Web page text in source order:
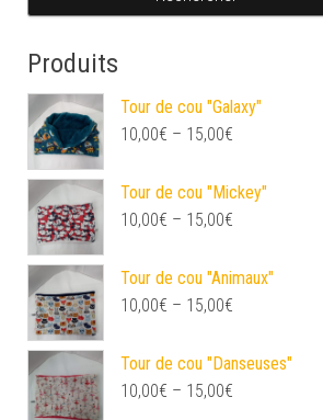
Produits
Tour de cou "Galaxy"
10,00€ – 15,00€
Tour de cou "Mickey"
10,00€ – 15,00€
Tour de cou "Animaux"
10,00€ – 15,00€
Tour de cou "Danseuses"
10,00€ – 15,00€